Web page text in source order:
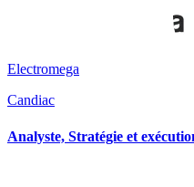
Electromega
Candiac
Analyste, Stratégie et